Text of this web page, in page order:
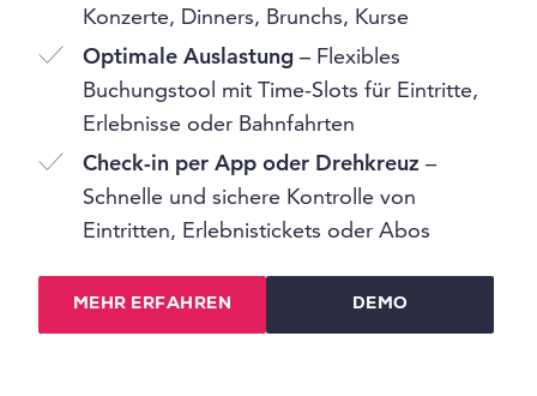
Konzerte, Dinners, Brunchs, Kurse
Optimale Auslastung – Flexibles
Buchungstool mit Time-Slots für Eintritte,
Erlebnisse oder Bahnfahrten
Check-in per App oder Drehkreuz –
Schnelle und sichere Kontrolle von
Eintritten, Erlebnistickets oder Abos
MEHR ERFAHREN DEMO